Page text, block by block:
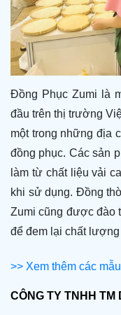
Đồng Phục Zumi là
đầu trên thị trường
một trong những địa
đồng phục. Các sản
làm từ chất liệu vải
khi sử dụng. Đồng
Zumi cũng được đào
để đem lại chất
>> Xem thêm các
CÔNG TY TNHH TM